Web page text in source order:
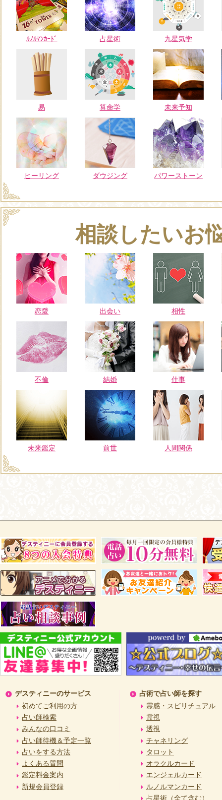
ﾙﾉﾙﾏﾝｶｰﾄﾞ 占星術 九星気学
易 算命学 未来予知
ヒーリング ダウジング パワーストーン
相談したいお
恋愛 出会い 相性
不倫 結婚 仕事
未来鑑定 前世 人間関係
デスティニーのサービス
初めてご利用の方
占い師検索
みんなの口コミ
占い師待機＆予定一覧
占いをする方法
よくある質問
鑑定料金案内
新規会員登録
占術で占い師を探す
霊感・スピリチュアル
霊視
透視
チャネリング
タロット
オラクルカード
エンジェルカード
ルノルマンカード
占星術（全て含む）